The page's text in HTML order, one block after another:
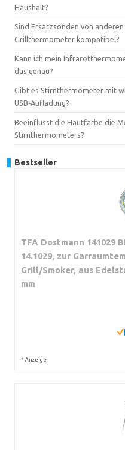
Haushalt?
Sind Ersatzsonden von
Grillthermometer kompatibel?
Kann ich mein
das genau?
Gibt es Stirnthermometer mit
USB‑Aufladung?
Beeinflusst die Hautfarbe die
Stirnthermometers?
Bestseller
TFA Dostmann 141029
14.1029, zur
Grill/Smoker, aus
mm
* Anzeige